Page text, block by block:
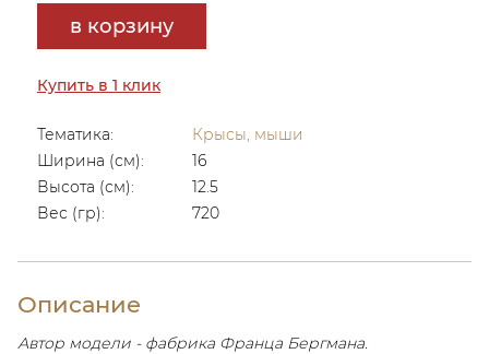
в корзину
Купить в 1 клик
Тематика:
Крысы, мыши
Ширина (см):
16
Высота (см):
12.5
Вес (гр):
720
Описание
Автор модели - фабрика Франца Бергмана.